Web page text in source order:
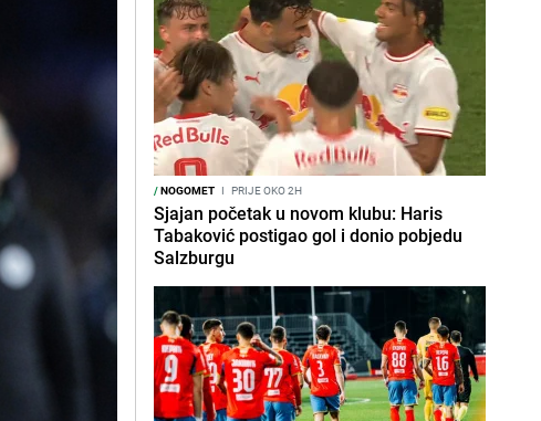
/NOGOMET I PRIJE OKO 2H
Sjajan početak u novom klubu: Haris
Tabaković postigao gol i donio pobjedu
Salzburgu